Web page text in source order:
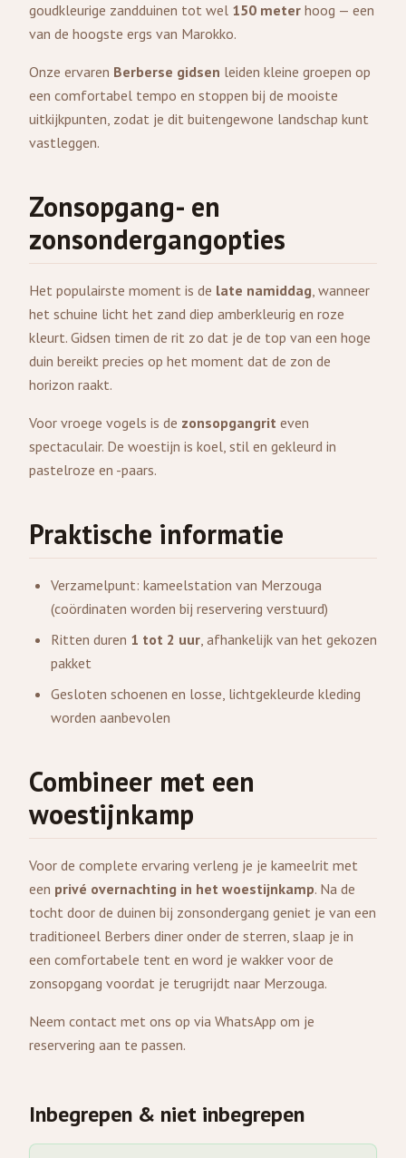
goudkleurige zandduinen tot wel 150 meter hoog — een
van de hoogste ergs van Marokko.
Onze ervaren Berberse gidsen leiden kleine groepen op
een comfortabel tempo en stoppen bij de mooiste
uitkijkpunten, zodat je dit buitengewone landschap kunt
vastleggen.
Zonsopgang- en
zonsondergangopties
Het populairste moment is de late namiddag, wanneer
het schuine licht het zand diep amberkleurig en roze
kleurt. Gidsen timen de rit zo dat je de top van een hoge
duin bereikt precies op het moment dat de zon de
horizon raakt.
Voor vroege vogels is de zonsopgangrit even
spectaculair. De woestijn is koel, stil en gekleurd in
pastelroze en -paars.
Praktische informatie
Verzamelpunt: kameelstation van Merzouga
(coördinaten worden bij reservering verstuurd)
Ritten duren 1 tot 2 uur, afhankelijk van het gekozen
pakket
Gesloten schoenen en losse, lichtgekleurde kleding
worden aanbevolen
Combineer met een
woestijnkamp
Voor de complete ervaring verleng je je kameelrit met
een privé overnachting in het woestijnkamp. Na de
tocht door de duinen bij zonsondergang geniet je van een
traditioneel Berbers diner onder de sterren, slaap je in
een comfortabele tent en word je wakker voor de
zonsopgang voordat je terugrijdt naar Merzouga.
Neem contact met ons op via WhatsApp om je
reservering aan te passen.
Inbegrepen & niet inbegrepen